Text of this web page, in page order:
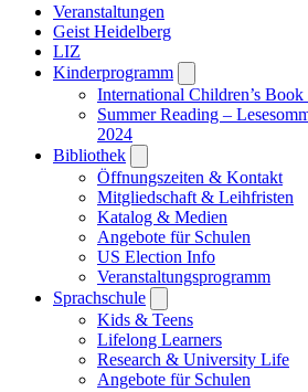
Veranstaltungen
Geist Heidelberg
LIZ
Kinderprogramm
submenu
International Children’s Book
Summer Reading –
2024
Bibliothek
submenu
Öffnungszeiten & Kontakt
Mitgliedschaft & Leihfristen
Katalog & Medien
Angebote für Schulen
US Election Info
Veranstaltungsprogramm
Sprachschule
submenu
Kids & Teens
Lifelong Learners
Research & University Life
Angebote für Schulen